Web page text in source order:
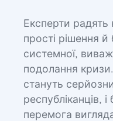
Експерти радять
прості рішення
системної,
подолання
стануть
республіканців, і
перемога